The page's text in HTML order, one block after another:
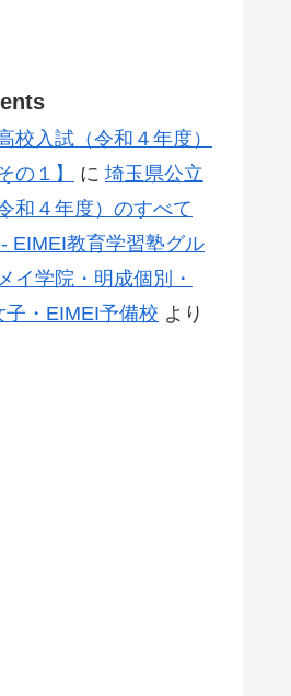
校入試（令和４年度）
の１】
に 埼玉県公立
和４年度）のすべて
- EIMEI教育学習塾グル
イ学院・明成個別・
子・EIMEI予備校 より